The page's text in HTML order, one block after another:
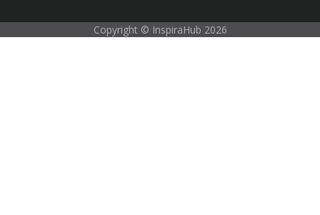
Copyright © InspiraHub 2026